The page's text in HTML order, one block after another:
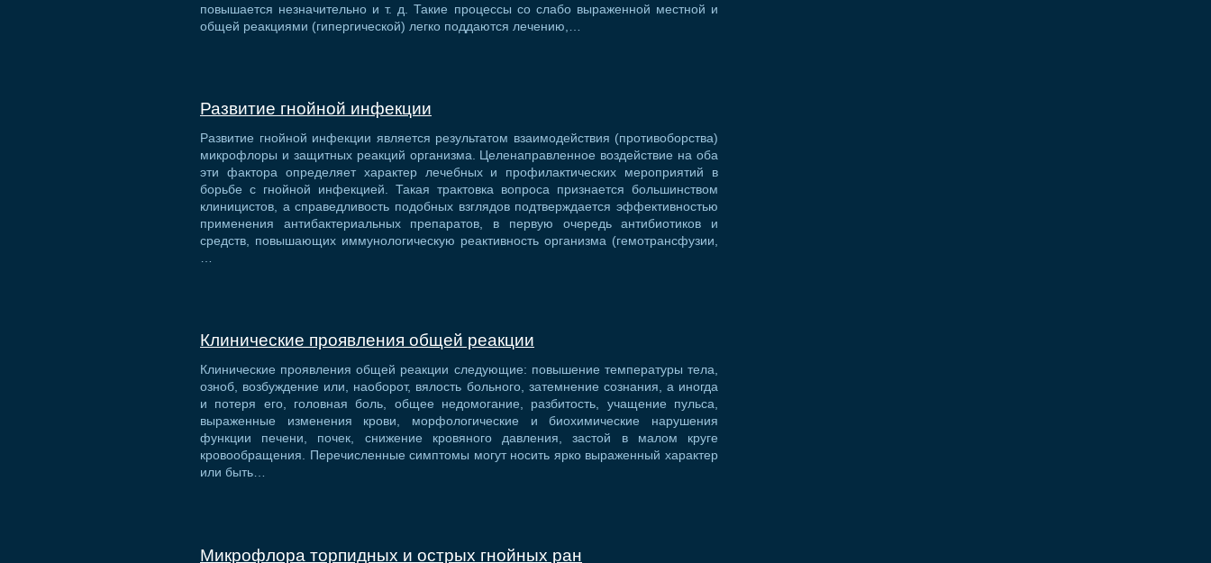
повышается незначительно и т. д. Такие процессы со слабо выраженной местной и
общей реакциями (гипергической) легко поддаются лечению,…
Развитие гнойной инфекции
Развитие гнойной инфекции является результатом взаимодействия (противоборства)
микрофлоры и защитных реакций организма. Целенаправленное воздействие на оба
эти фактора определяет характер лечебных и профилактических мероприятий в
борьбе с гнойной инфекцией. Такая трактовка вопроса признается большинством
клиницистов, а справедливость подобных взглядов подтверждается эффективностью
применения антибактериальных препаратов, в первую очередь антибиотиков и
средств, повышающих иммунологическую реактивность организма (гемотрансфузии,
Клинические проявления общей реакции
Клинические проявления общей реакции следующие: повышение температуры тела,
озноб, возбуждение или, наоборот, вялость больного, затемнение сознания, а иногда
и потеря его, головная боль, общее недомогание, разбитость, учащение пульса,
выраженные изменения крови, морфологические и биохимические нарушения
функции печени, почек, снижение кровяного давления, застой в малом круге
кровообращения. Перечисленные симптомы могут носить ярко выраженный характер
или быть…
Микрофлора торпидных и острых гнойных ран